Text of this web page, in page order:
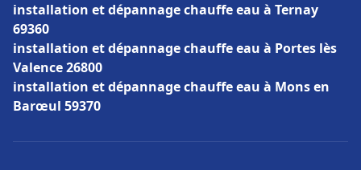
installation et dépannage chauffe eau à Ternay
69360
installation et dépannage chauffe eau à Portes lès
Valence 26800
installation et dépannage chauffe eau à Mons en
Barœul 59370